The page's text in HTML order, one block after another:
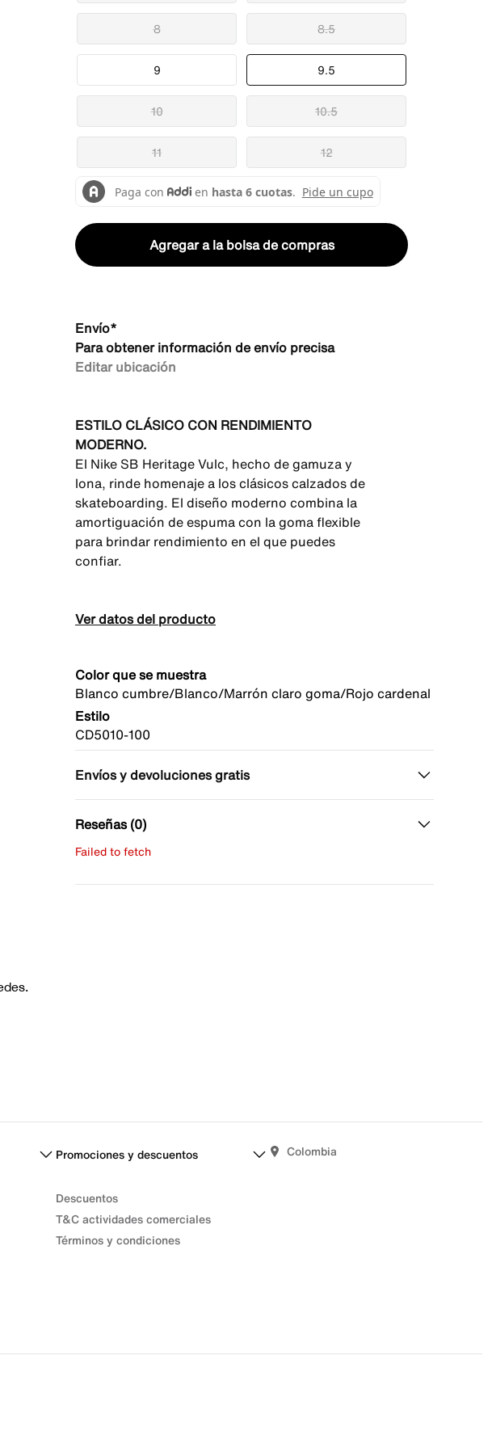
8 8.5
9 9.5
10 10.5
11 12
Agregar a la bolsa de compras
Envío*
Para obtener información de envío precisa
Editar ubicación
ESTILO CLÁSICO CON RENDIMIENTO
MODERNO.
El Nike SB Heritage Vulc, hecho de gamuza y
lona, rinde homenaje a los clásicos calzados de
skateboarding. El diseño moderno combina la
amortiguación de espuma con la goma flexible
para brindar rendimiento en el que puedes
confiar.
Ver datos del producto
Color que se muestra
Blanco cumbre/Blanco/Marrón claro goma/Rojo cardenal
Estilo
CD5010-100
Envíos y devoluciones gratis
Reseñas (0)
Failed to fetch
Promociones y descuentos
Descuentos
T&C actividades comerciales
Términos y condiciones
Colombia